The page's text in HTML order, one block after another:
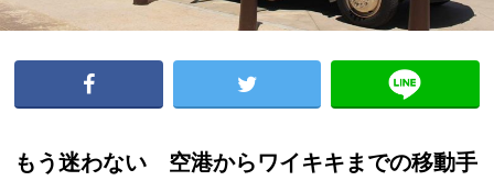
もう迷わない 空港からワイキキまでの移動手